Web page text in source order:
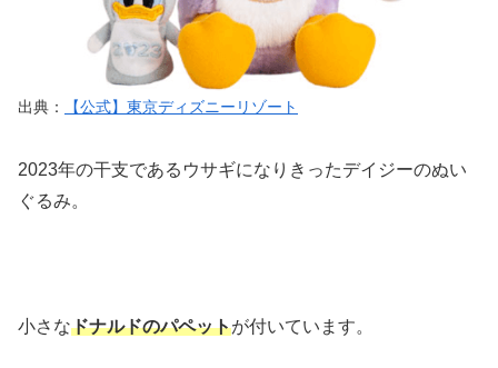
出典： 【公式】東京ディズニーリゾート
2023年の干支であるウサギになりきったデイジーのぬい
ぐるみ。
小さなドナルドのパペットが付いています。